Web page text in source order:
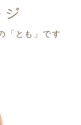
「とも」です